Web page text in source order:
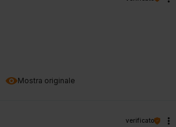
Mostra originale
verificato